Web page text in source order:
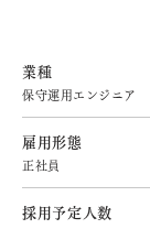
業種
保守運用エンジニア
雇用形態
正社員
採用予定人数